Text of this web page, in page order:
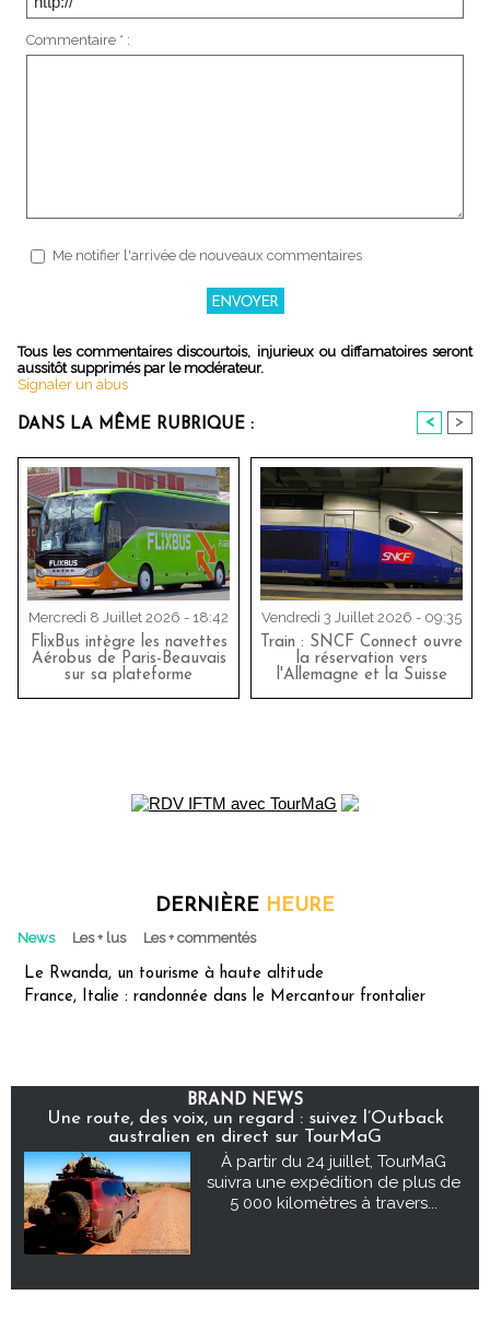
Commentaire * :
Me notifier l'arrivée de nouveaux commentaires
Tous les commentaires discourtois, injurieux ou diffamatoires seront
aussitôt supprimés par le modérateur.
Signaler un abus
DANS LA MÊME RUBRIQUE : < >
Mercredi 8 Juillet 2026 - 18:42
FlixBus intègre les navettes
Aérobus de Paris-Beauvais
sur sa plateforme
Vendredi 3 Juillet 2026 - 09:35
Train : SNCF Connect ouvre
la réservation vers
l'Allemagne et la Suisse
DERNIÈRE HEURE
News Les + lus Les + commentés
Le Rwanda, un tourisme à haute altitude
France, Italie : randonnée dans le Mercantour frontalier
BRAND NEWS
Une route, des voix, un regard : suivez l’Outback
australien en direct sur TourMaG
À partir du 24 juillet, TourMaG
suivra une expédition de plus de
5 000 kilomètres à travers...